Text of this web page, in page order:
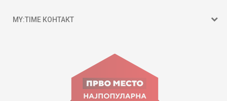
MY:TIME КОНТАКТ
ул. Гоце Николовски бр.74 Скопје
contact@mytime.mk